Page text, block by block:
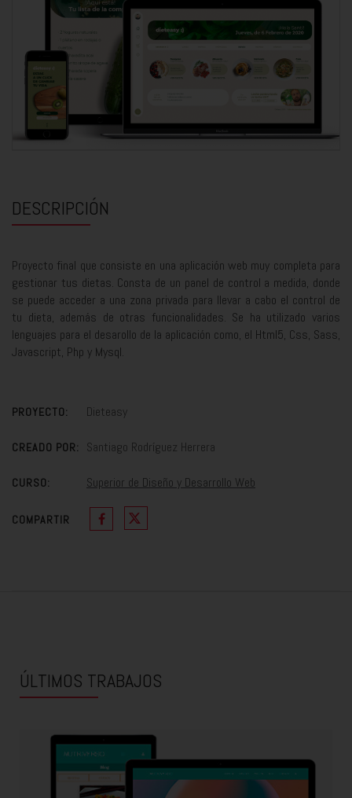
DESCRIPCIÓN
Proyecto final que consiste en una aplicación web muy completa para
gestionar tus dietas. Consta de un panel de control a medida, donde
se puede acceder a una zona privada para llevar a cabo el control de
tu dieta, además de otras funcionalidades. Se ha utilizado varios
lenguajes para el desarollo de la aplicación como, el Html5, Css, Sass,
Javascript, Php y Mysql.
PROYECTO: Dieteasy
CREADO POR: Santiago Rodríguez Herrera
CURSO: Superior de Diseño y Desarrollo Web
COMPARTIR
ÚLTIMOS TRABAJOS